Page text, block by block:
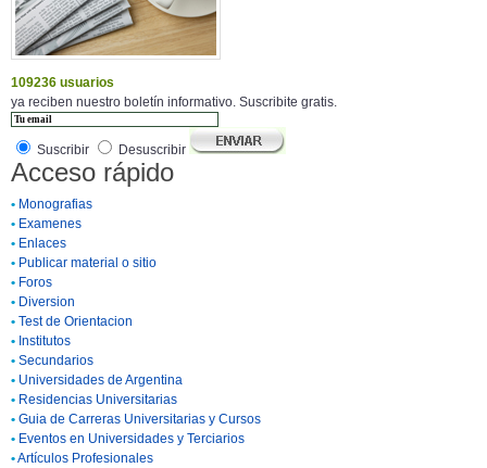
109236 usuarios
ya reciben nuestro boletín informativo. Suscribite gratis.
Suscribir Desuscribir
Acceso rápido
• Monografias
• Examenes
• Enlaces
• Publicar material o sitio
• Foros
• Diversion
• Test de Orientacion
• Institutos
• Secundarios
• Universidades de Argentina
• Residencias Universitarias
• Guia de Carreras Universitarias y Cursos
• Eventos en Universidades y Terciarios
•Artículos Profesionales